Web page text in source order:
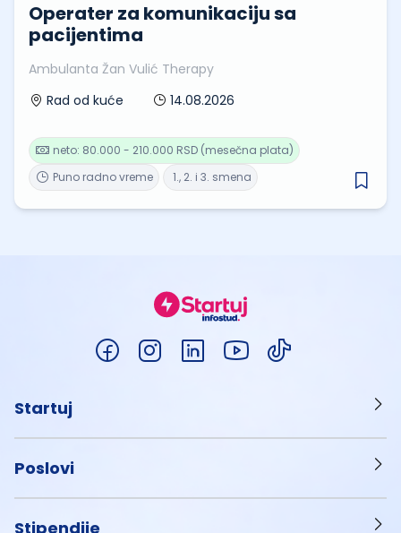
Operater za komunikaciju sa
pacijentima
Ambulanta Žan Vulić Therapy
Rad od kuće
14.08.2026
1., 2. i 3. smena
Puno radno vreme
neto: 80.000 - 210.000 RSD (mesečna plata)
Startuj
Poslovi
Stipendije